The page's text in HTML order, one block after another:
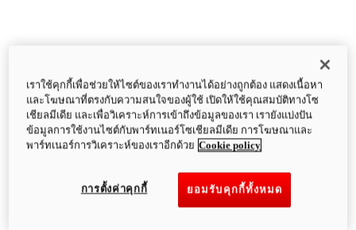
เราใช้คุกกี้เพื่อช่วยให้ไซต์ของเราทำงานได้อย่างถูกต้อง แสดงเนื้อหา
และโฆษณาที่ตรงกับความสนใจของผู้ใช้ เปิดให้ใช้คุณสมบัติทางโซ
เชียลมีเดีย และเพื่อวิเคราะห์การเข้าถึงข้อมูลของเรา เรายังแบ่งปัน
ข้อมูลการใช้งานไซต์กับพาร์ทเนอร์โซเชียลมีเดีย การโฆษณาและ
พาร์ทเนอร์การวิเคราะห์ของเราอีกด้วย Cookie policy
ยอมรับคุกกี้ทั้งหมด
การตั้งค่าคุกกี้